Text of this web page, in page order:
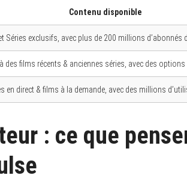
Contenu disponible
Séries exclusifs, avec plus de 200 millions d’abonnés
des films récents & anciennes séries, avec des
en direct & films à la demande, avec des millions
: ce que